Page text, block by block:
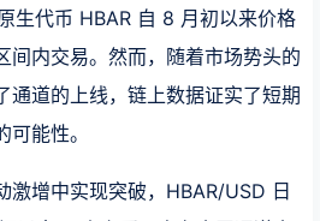
生代币 HBAR 自 8 月初以来价格
间内交易。然而，随着市场势头的
通道的上线，链上数据证实了短期
能性。
激增中实现突破，HBAR/USD 日